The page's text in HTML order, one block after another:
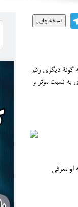
نسخه چاپی
گونۀ دیگری رقم
به نسبت موثر و
او معرفی